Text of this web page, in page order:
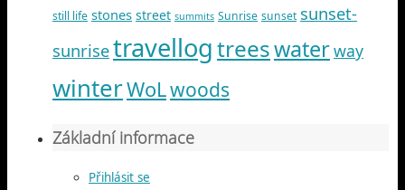
still life stones street summits Sunrise sunset sunset-
sunrisetravellogtreeswaterway
winterWoLwoods
Základní informace
Přihlásit se